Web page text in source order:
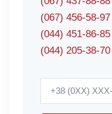
(067) 456-58-97
(044) 451-86-85
(044) 205-38-70